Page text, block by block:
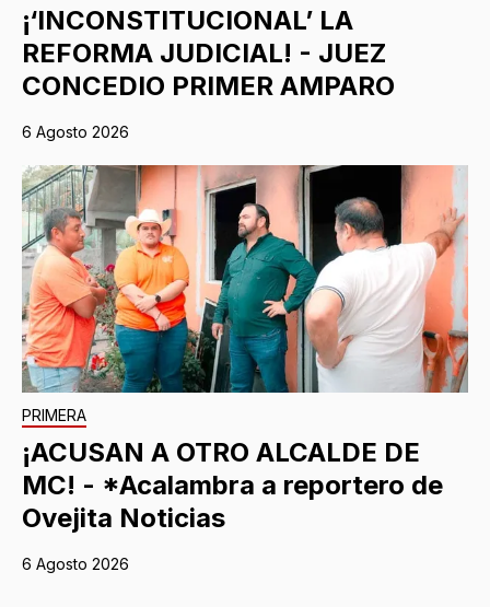
¡‘INCONSTITUCIONAL’ LA
REFORMA JUDICIAL! - JUEZ
CONCEDIO PRIMER AMPARO
6 Agosto 2026
PRIMERA
¡ACUSAN A OTRO ALCALDE DE
MC! - *Acalambra a reportero de
Ovejita Noticias
6 Agosto 2026